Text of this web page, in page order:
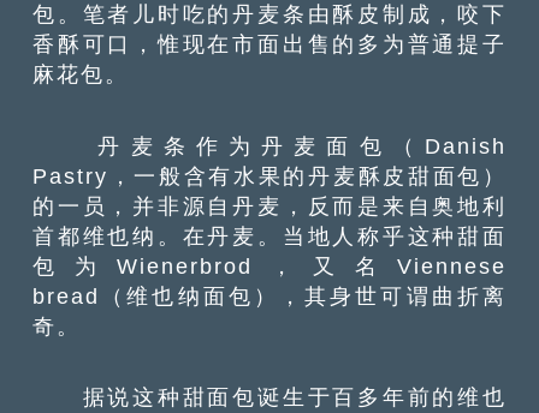
包。笔者儿时吃的丹麦条由酥皮制成，咬下
香酥可口，惟现在市面出售的多为普通提子
麻花包。
丹麦条作为丹麦面包（Danish
Pastry，一般含有水果的丹麦酥皮甜面包）
的一员，并非源自丹麦，反而是来自奥地利
首都维也纳。在丹麦。当地人称乎这种甜面
包为Wienerbrod，又名Viennese
bread（维也纳面包），其身世可谓曲折离
奇。
据说这种甜面包诞生于百多年前的维也